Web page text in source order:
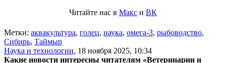
Читайте нас в Макс и ВК
Метки: аквакультура, голец, наука, омега-3, рыбоводство,
Сибирь, Таймыр
Наука и технологии, 18 ноября 2025, 10:34
Какие новости интересны читателям «Ветеринарии и